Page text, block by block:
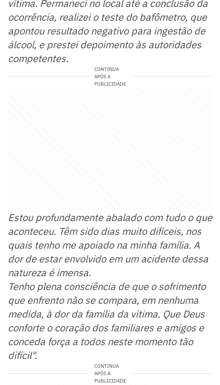
vítima. Permaneci no local até a conclusão da
ocorrência, realizei o teste do bafômetro, que
apontou resultado negativo para ingestão de
álcool, e prestei depoimento às autoridades
competentes.
CONTINUA
APÓS A
PUBLICIDADE
Estou profundamente abalado com tudo o que
aconteceu. Têm sido dias muito difíceis, nos
quais tenho me apoiado na minha família. A
dor de estar envolvido em um acidente dessa
natureza é imensa.
Tenho plena consciência de que o sofrimento
que enfrento não se compara, em nenhuma
medida, à dor da família da vítima. Que Deus
conforte o coração dos familiares e amigos e
conceda força a todos neste momento tão
difícil".
CONTINUA
APÓS A
PUBLICIDADE